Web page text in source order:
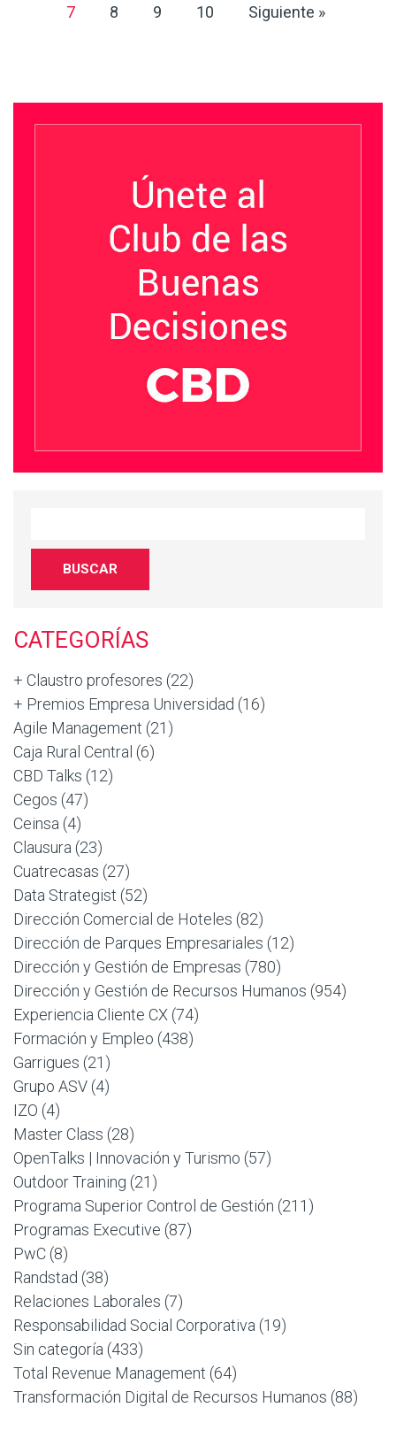
7
8 9 10 Siguiente »
CATEGORÍAS
+ Claustro profesores (22)
+ Premios Empresa Universidad (16)
Agile Management (21)
Caja Rural Central (6)
CBD Talks (12)
Cegos (47)
Ceinsa (4)
Clausura (23)
Cuatrecasas (27)
Data Strategist (52)
Dirección Comercial de Hoteles (82)
Dirección de Parques Empresariales (12)
Dirección y Gestión de Empresas (780)
Dirección y Gestión de Recursos Humanos (954)
Experiencia Cliente CX (74)
Formación y Empleo (438)
Garrigues (21)
Grupo ASV (4)
IZO (4)
Master Class (28)
OpenTalks | Innovación y Turismo (57)
Outdoor Training (21)
Programa Superior Control de Gestión (211)
Programas Executive (87)
PwC (8)
Randstad (38)
Relaciones Laborales (7)
Responsabilidad Social Corporativa (19)
Sin categoría (433)
Total Revenue Management (64)
Transformación Digital de Recursos Humanos (88)